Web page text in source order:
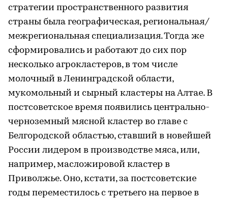
стратегии пространственного развития
страны была географическая, региональная/
межрегиональная специализация. Тогда же
сформировались и работают до сих пор
несколько агрокластеров, в том числе
молочный в Ленинградской области,
мукомольный и сырный кластеры на Алтае. В
постсоветское время появились центрально-
черноземный мясной кластер во главе с
Белгородской областью, ставший в новейшей
России лидером в производстве мяса, или,
например, масложировой кластер в
Приволжье. Оно, кстати, за постсоветские
годы переместилось с третьего на первое в